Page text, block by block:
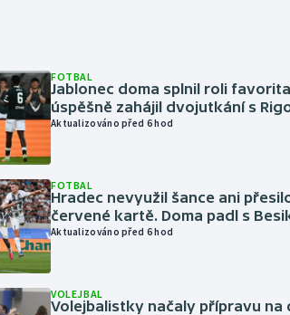
FOTBAL
Jablonec doma splnil roli
úspěšně zahájil dvojutkání s
Aktualizováno před 6 hod
FOTBAL
Hradec nevyužil šance ani
červené kartě. Doma padl s
Aktualizováno před 6 hod
VOLEJBAL
Volejbalistky načaly přípravu na